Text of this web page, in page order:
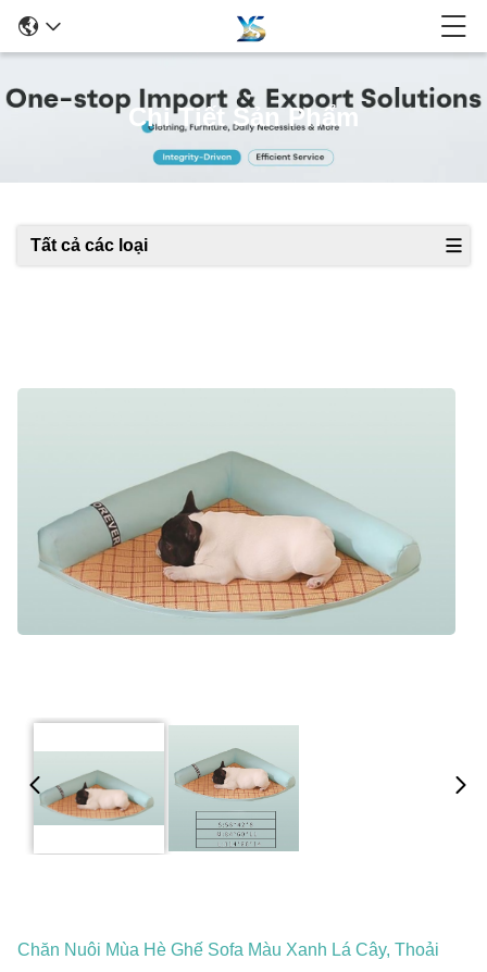
Chi Tiết Sản Phẩm
Tất cả các loại
Chăn Nuôi Mùa Hè Ghế Sofa Màu Xanh Lá Cây, Thoải